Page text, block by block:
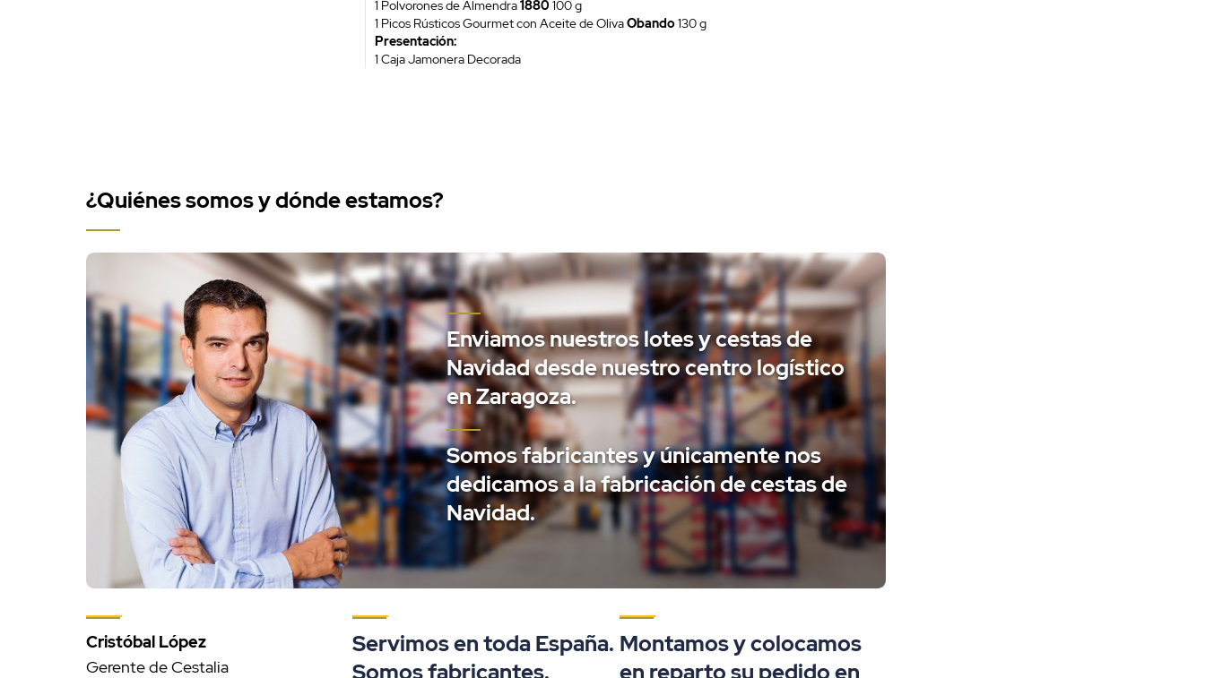
1 Polvorones de Almendra1880 100 g
1 Picos Rústicos Gourmet con Aceite de OlivaObando130 g
Presentación:
1 Caja Jamonera Decorada
¿Quiénes somos y dónde estamos?
Enviamos nuestros lotes y cestas de
Navidad desde nuestro centro logístico
en Zaragoza.
Somos fabricantes y únicamente nos
dedicamos a la fabricación de cestas de
Navidad.
Cristóbal López
Gerente de Cestalia
Servimos en toda España.
Somos fabricantes.
Montamos y colocamos
en reparto su pedido en